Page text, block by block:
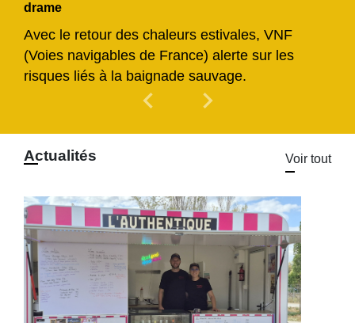
drame
Avec le retour des chaleurs estivales, VNF
(Voies navigables de France) alerte sur les
risques liés à la baignade sauvage.
chevron_left Previous
chevron_right
Actualités Voir tout